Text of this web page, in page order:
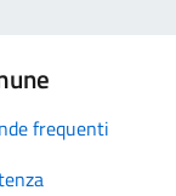
frequenti